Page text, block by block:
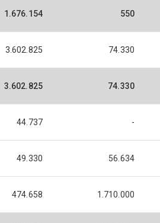
1.676.154 550
3.602.825 74.330
3.602.825 74.330
44.737 -
49.330 56.634
474.658 1.710.000